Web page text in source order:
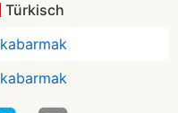
Türkisch
kabarmak
kabarmak